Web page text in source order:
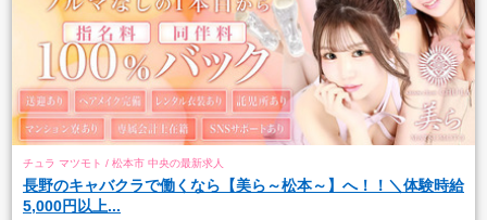
チュラ マツモト / 松本市 中央の最新求人
長野のキャバクラで働くなら【美ら～松本～】へ！！＼体験時給
5,000円以上...